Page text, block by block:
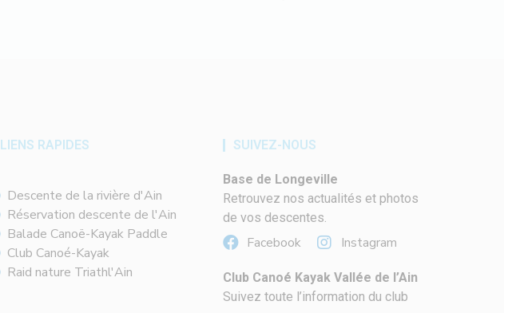
LIENS RAPIDES
Descente de la rivière d'Ain
Réservation descente de l'Ain
Balade Canoë-Kayak Paddle
Club Canoé-Kayak
Raid nature Triathl'Ain
SUIVEZ-NOUS
Base de Longeville
Retrouvez nos actualités et photos
de vos descentes.
Facebook Instagram
Club Canoé Kayak Vallée de l’Ain
Suivez toute l’information du club